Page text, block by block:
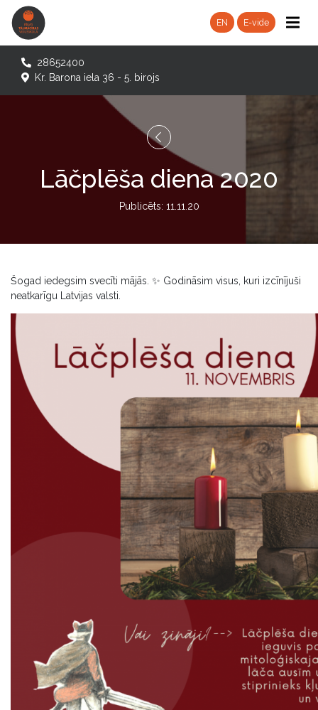
EN E-vide
28652400
Kr. Barona iela 36 - 5. birojs
Lāčplēša diena 2020
Publicēts: 11.11.20
Šogad iedegsim svecīti mājās. ✨ Godināsim visus, kuri izcīnījuši
neatkarīgu Latvijas valsti.